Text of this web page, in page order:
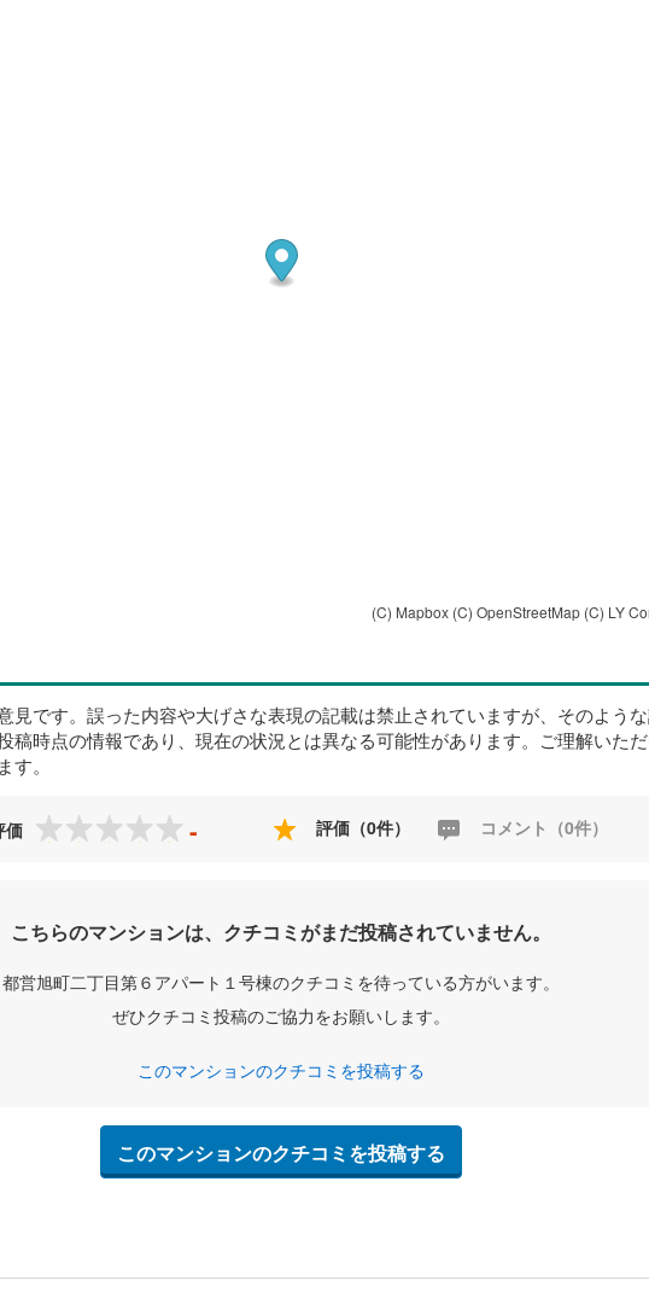
(C) Mapbox (C) OpenStreetMap (C) LY
見です。誤った内容や大げさな表現の記載は禁止されていますが、そのよう
稿時点の情報であり、現在の状況とは異なる可能性があります。ご理解いた
。
価 - 評価（0件） コメント（0件）
こちらのマンションは、クチコミがまだ投稿されていません。
都営旭町二丁目第６アパート１号棟のクチコミを待っている方がいます。
ぜひクチコミ投稿のご協力をお願いします。
このマンションのクチコミを投稿する
このマンションのクチコミを投稿する